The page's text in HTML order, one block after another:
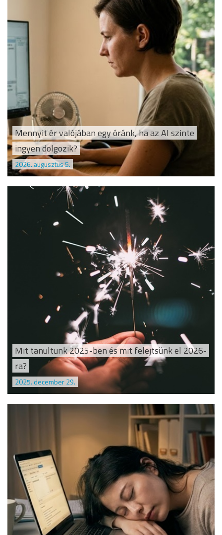
Mennyit ér valójában egy óránk, ha az AI szinte
ingyen dolgozik?
2026. augusztus 5.
Mit tanultunk 2025-ben és mit felejtsünk el 2026-
ra?
2025. december 29.